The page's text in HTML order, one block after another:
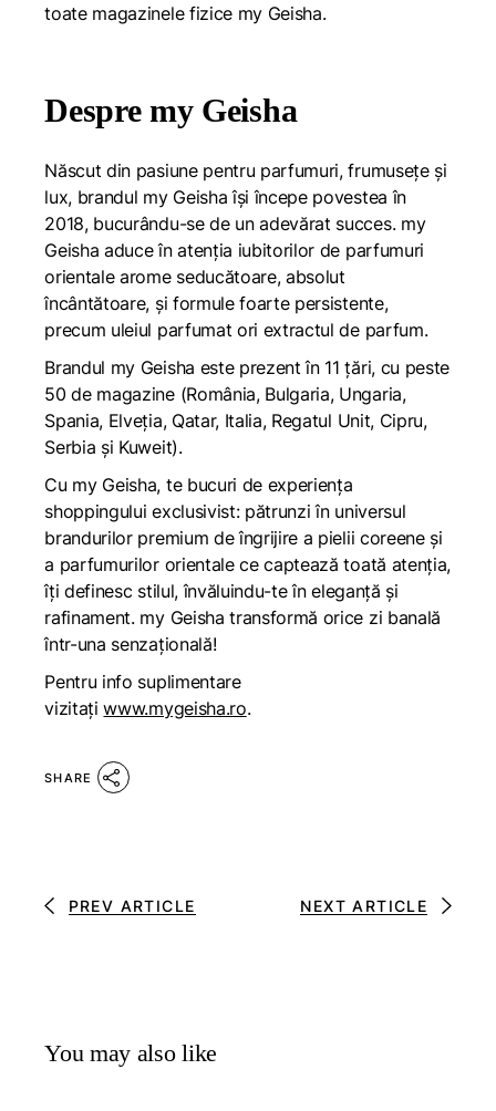
toate magazinele fizice my Geisha.
Despre my Geisha
Născut din pasiune pentru parfumuri, frumusețe și
lux, brandul my Geisha își începe povestea în
2018, bucurându-se de un adevărat succes. my
Geisha aduce în atenţia iubitorilor de parfumuri
orientale arome seducătoare, absolut
încântătoare, și formule foarte persistente,
precum uleiul parfumat ori extractul de parfum.
Brandul my Geisha este prezent în 11 țări, cu peste
50 de magazine (România, Bulgaria, Ungaria,
Spania, Elveția, Qatar, Italia, Regatul Unit, Cipru,
Serbia și Kuweit).
Cu my Geisha, te bucuri de experiența
shoppingului exclusivist: pătrunzi în universul
brandurilor premium de îngrijire a pielii coreene și
a parfumurilor orientale ce captează toată atenția,
îți definesc stilul, învăluindu-te în eleganță și
rafinament. my Geisha transformă orice zi banală
într-una senzațională!
Pentru info suplimentare
vizitați www.mygeisha.ro.
SHARE
PREV ARTICLE NEXT ARTICLE
You may also like